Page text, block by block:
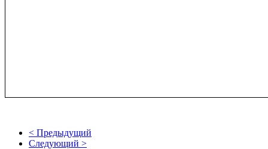
< Предыдущий
Следующий >